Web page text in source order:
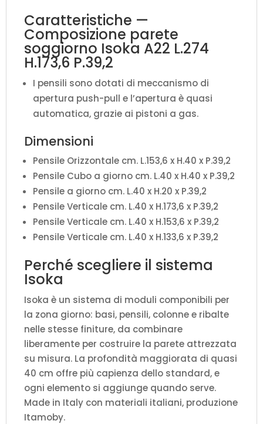
Caratteristiche —
Composizione parete
soggiorno Isoka A22 L.274
H.173,6 P.39,2
I pensili sono dotati di meccanismo di
apertura push-pull e l’apertura è quasi
automatica, grazie ai pistoni a gas.
Dimensioni
Pensile Orizzontale cm. L.153,6 x H.40 x P.39,2
Pensile Cubo a giorno cm. L.40 x H.40 x P.39,2
Pensile a giorno cm. L.40 x H.20 x P.39,2
Pensile Verticale cm. L.40 x H.173,6 x P.39,2
Pensile Verticale cm. L.40 x H.153,6 x P.39,2
Pensile Verticale cm. L.40 x H.133,6 x P.39,2
Perché scegliere il sistema
Isoka
Isoka è un sistema di moduli componibili per
la zona giorno: basi, pensili, colonne e ribalte
nelle stesse finiture, da combinare
liberamente per costruire la parete attrezzata
su misura. La profondità maggiorata di quasi
40 cm offre più capienza dello standard, e
ogni elemento si aggiunge quando serve.
Made in Italy con materiali italiani, produzione
Itamoby.